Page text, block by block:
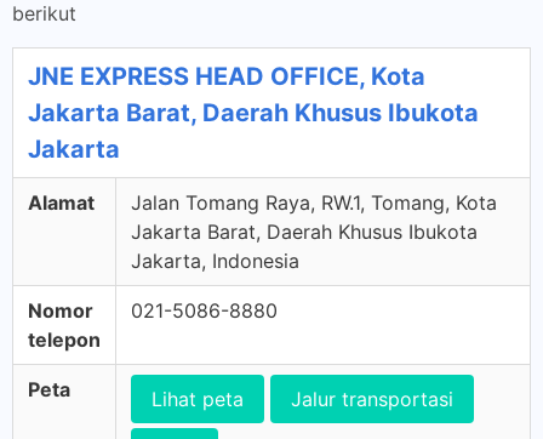
berikut
JNE EXPRESS HEAD OFFICE, Kota
Jakarta Barat, Daerah Khusus Ibukota
Jakarta
Alamat
Jalan Tomang Raya, RW.1, Tomang, Kota
Jakarta Barat, Daerah Khusus Ibukota
Jakarta, Indonesia
Nomor
telepon
021-5086-8880
Peta Lihat peta Jalur transportasi